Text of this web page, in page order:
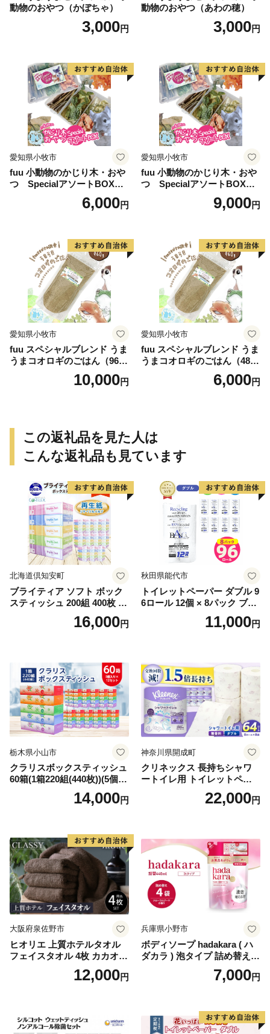
動物のおやつ（かぼちゃ）
3,000円
動物のおやつ（あわの穂）
3,000円
愛知県小牧市
fuu 小動物のかじり木・おや
つ SpecialアソートBOX（1
6,000円
愛知県小牧市
fuu 小動物のかじり木・おや
つ SpecialアソートBOX（2
9,000円
愛知県小牧市
fuu スペシャルブレンド うま
うまコオロギのごはん（960
10,000円
愛知県小牧市
fuu スペシャルブレンド うま
うまコオロギのごはん（480
6,000円
この返礼品を見た人は
こんな返礼品も見ています
北海道倶知安町
ブライティア ソフト ボック
スティッシュ 200組 400枚 60
箱 日本製 まとめ買い ティッ
シュ リサイクル 長持 防災 常
倶知安町 日用品
16,000円
秋田県能代市
トイレットペーパー ダブル 9
6ロール 12個 × 8パック ブラ
ンカ 再生紙 100％ 芯あり 日
用品 消耗品 無香料 生活用品
11,000円
栃木県小山市
クラリスボックスティッシュ
60箱(1箱220組(440枚))(5個入
り×12セット)【1256759】
14,000円
神奈川県開成町
クリネックス 長持ちシャワ
ートイレ用 トイレットペー
パー（ダブル）64ロール(8ロ
ール×8パック) 開成町 トイレ
蓄 防災 エコ 消耗品 生活雑貨
生活用品 無香料 トイレット
ペーパー ダブル といれっと
ぺーぱー トイレ クレシア ト
イレットペーパー [BDBH002
-1]
22,000円
大阪府泉佐野市
ヒオリエ 上質ホテルタオル
フェイスタオル 4枚 カカオ
【タオル 泉州タオル 吸水 普
段使い 無地 シンプル 日用品
12,000円
兵庫県小野市
ボディソープ hadakara ( ハ
ダカラ ) 泡タイプ 詰め替え 4
40ml×4袋 ボディーソープ 泡
ボディソープ 泡 日用品 消耗
泡石鹸 石鹸 兵庫 兵庫県 小野
7,000円